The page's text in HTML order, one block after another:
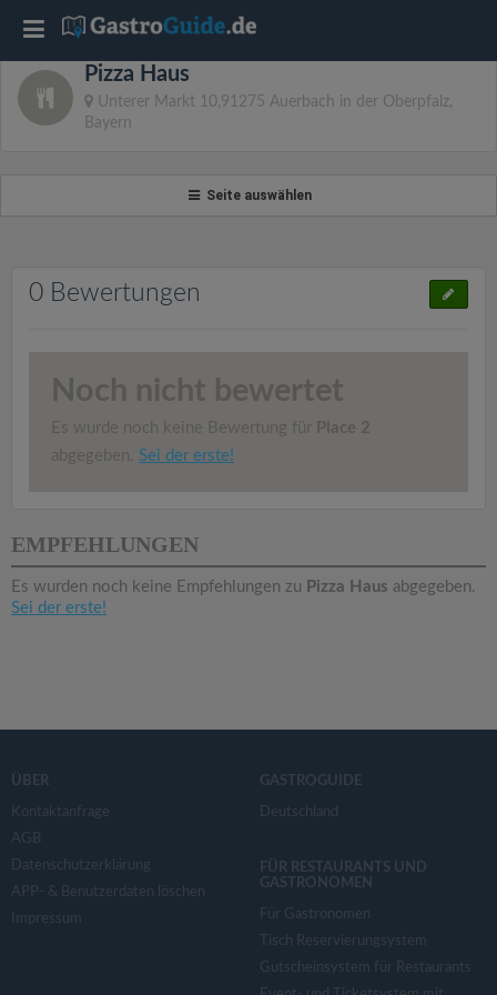
Pizza Haus
Unterer Markt 10,91275 Auerbach in der Oberpfalz,
Bayern
Seite auswählen
0 Bewertungen
Noch nicht bewertet
Es wurde noch keine Bewertung für Place 2
abgegeben. Sei der erste!
EMPFEHLUNGEN
Es wurden noch keine Empfehlungen zu Pizza Haus abgegeben.
Sei der erste!
ÜBER
Kontaktanfrage
AGB
Datenschutzerklärung
APP- & Benutzerdaten löschen
Impressum
GASTROGUIDE
Deutschland
FÜR RESTAURANTS UND
GASTRONOMEN
Für Gastronomen
Tisch Reservierungsystem
Gutscheinsystem für Restaurants
T
o
i
g
t